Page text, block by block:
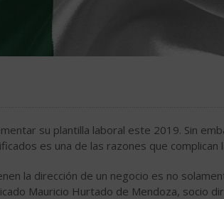
su plantilla laboral este 2019. Sin
es una de las razones que complican
la dirección de un negocio es no
Mauricio Hurtado de Mendoza, socio